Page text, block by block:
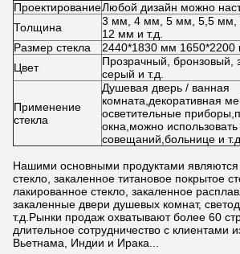
ПроектированиеЛюбой дизайн можно
Толщина
3 мм, 4 мм, 5 мм, 5,5
12 мм и т.д.
Размер стекла
2440*1830 мм 1650*2200
Цвет
Прозрачный, бронзовый,
серый и т.д.
Применение
стекла
Душевая дверь / ванная
комната,декоративная
осветительные
окна,можно
совещаний,больнице и
Нашими основными продуктами
стекло, закаленное титановое покрытое
лакированное стекло, закаленное
закаленные двери душевых комнат,
т.д.Рынки продаж охватывают более 60
длительное сотрудничество с клиентами
Вьетнама, Индии и Ирака...